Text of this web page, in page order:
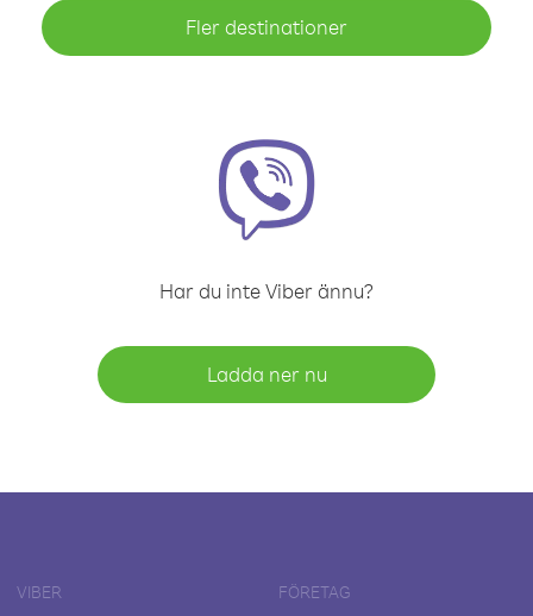
Fler destinationer
Har du inte Viber ännu?
Ladda ner nu
VIBER FÖRETAG